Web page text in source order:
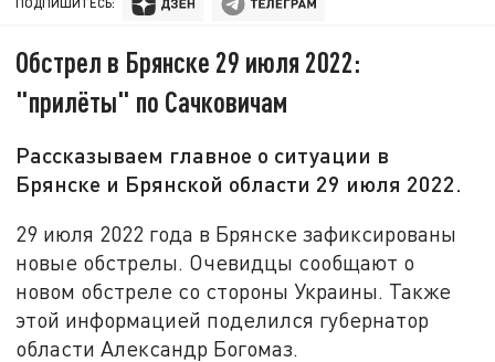
ПОДПИШИТЕСЬ:
Обстрел в Брянске 29 июля 2022:
"прилёты" по Сачковичам
Рассказываем главное о ситуации в
Брянске и Брянской области 29 июля 2022.
29 июля 2022 года в Брянске зафиксированы
новые обстрелы. Очевидцы сообщают о
новом обстреле со стороны Украины. Также
этой информацией поделился губернатор
области Александр Богомаз.